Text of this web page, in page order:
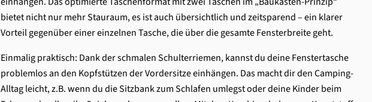
bietet nicht nur mehr Stauraum, es ist auch übersichtlich und zeitsparend – ein klarer
Vorteil gegenüber einer einzelnen Tasche, die über die gesamte Fensterbreite geht.
Einmalig praktisch: Dank der schmalen Schulterriemen, kannst du deine Fenstertasche
problemlos an den Kopfstützen der Vordersitze einhängen. Das macht dir den Camping-
Alltag leicht, z.B. wenn du die Sitzbank zum Schlafen umlegst oder deine Kinder beim